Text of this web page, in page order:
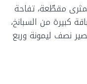
مقطّعة، تفاحة
باقة كبيرة من السبانخ،
نصف ليمونة وربع